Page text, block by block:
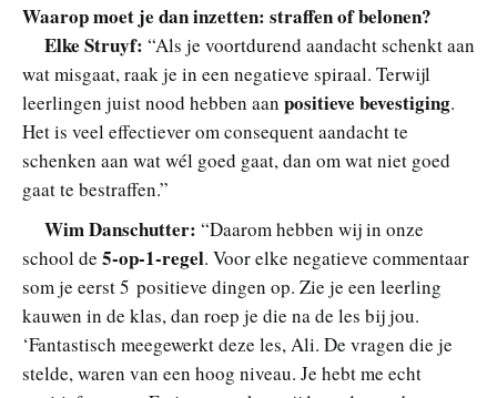
Waarop moet je dan inzetten: straffen of belonen?
Elke Struyf: “Als je voortdurend aandacht schenkt aan
wat misgaat, raak je in een negatieve spiraal. Terwijl
leerlingen juist nood hebben aan positieve bevestiging.
Het is veel effectiever om consequent aandacht te
schenken aan wat wél goed gaat, dan om wat niet goed
gaat te bestraffen.”
Wim Danschutter: “Daarom hebben wij in onze
school de 5-op-1-regel. Voor elke negatieve commentaar
som je eerst 5 positieve dingen op. Zie je een leerling
kauwen in de klas, dan roep je die na de les bij jou.
‘Fantastisch meegewerkt deze les, Ali. De vragen die je
stelde, waren van een hoog niveau. Je hebt me echt